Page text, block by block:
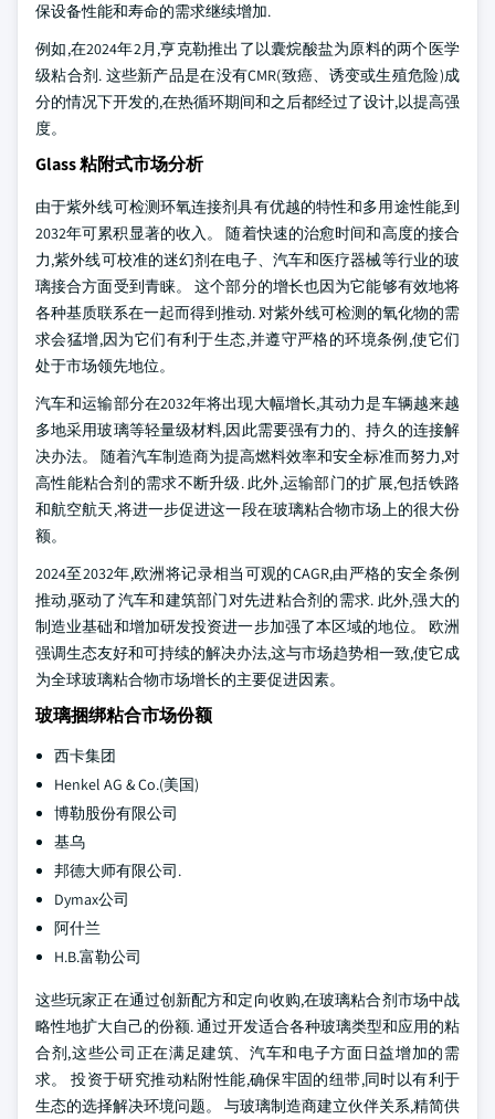
保设备性能和寿命的需求继续增加.
例如,在2024年2月,亨克勒推出了以囊烷酸盐为原料的两个医学
级粘合剂. 这些新产品是在没有CMR(致癌、诱变或生殖危险)成
分的情况下开发的,在热循环期间和之后都经过了设计,以提高强
度。
Glass 粘附式市场分析
由于紫外线可检测环氧连接剂具有优越的特性和多用途性能,到
2032年可累积显著的收入。 随着快速的治愈时间和高度的接合
力,紫外线可校准的迷幻剂在电子、汽车和医疗器械等行业的玻
璃接合方面受到青睐。 这个部分的增长也因为它能够有效地将
各种基质联系在一起而得到推动. 对紫外线可检测的氧化物的需
求会猛增,因为它们有利于生态,并遵守严格的环境条例,使它们
处于市场领先地位。
汽车和运输部分在2032年将出现大幅增长,其动力是车辆越来越
多地采用玻璃等轻量级材料,因此需要强有力的、持久的连接解
决办法。 随着汽车制造商为提高燃料效率和安全标准而努力,对
高性能粘合剂的需求不断升级. 此外,运输部门的扩展,包括铁路
和航空航天,将进一步促进这一段在玻璃粘合物市场上的很大份
额。
2024至2032年,欧洲将记录相当可观的CAGR,由严格的安全条例
推动,驱动了汽车和建筑部门对先进粘合剂的需求. 此外,强大的
制造业基础和增加研发投资进一步加强了本区域的地位。 欧洲
强调生态友好和可持续的解决办法,这与市场趋势相一致,使它成
为全球玻璃粘合物市场增长的主要促进因素。
玻璃捆绑粘合市场份额
西卡集团
Henkel AG & Co.(美国)
博勒股份有限公司
基乌
邦德大师有限公司.
Dymax公司
阿什兰
H.B.富勒公司
这些玩家正在通过创新配方和定向收购,在玻璃粘合剂市场中战
略性地扩大自己的份额. 通过开发适合各种玻璃类型和应用的粘
合剂,这些公司正在满足建筑、汽车和电子方面日益增加的需
求。 投资于研究推动粘附性能,确保牢固的纽带,同时以有利于
生态的选择解决环境问题。 与玻璃制造商建立伙伴关系,精简供